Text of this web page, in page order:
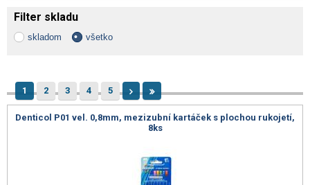
Filter skladu
skladom všetko
1 2 3 4 5
Denticol P01 vel. 0,8mm, mezizubní kartáček s plochou rukojetí,
8ks